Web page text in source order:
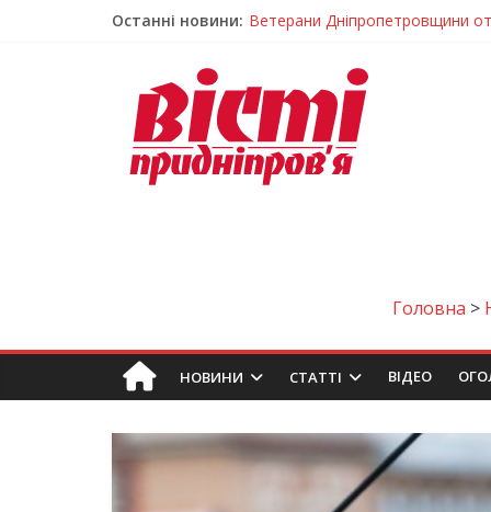
Останні новини: Андрій Горинін: “Нехай доля
Педагогиню з Дніпра
Дніпро стане головним центром
Ветерани Дніпропетровщини
Головна >
НОВИНИ СТАТТІ ВIДЕО